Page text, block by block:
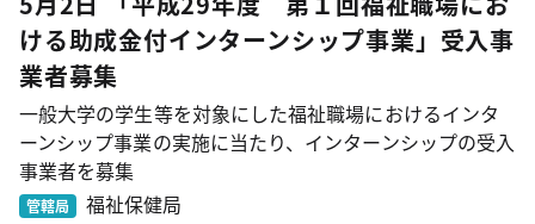
ける助成金付インターンシップ事業」受入事
業者募集
一般大学の学生等を対象にした福祉職場におけるインタ
ーンシップ事業の実施に当たり、インターンシップの受入
事業者を募集
管轄局 福祉保健局